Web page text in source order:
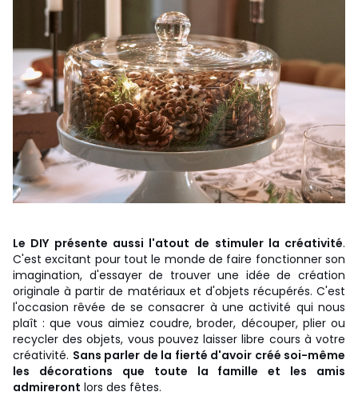
Le DIY présente aussi l'atout de stimuler la créativité.
C'est excitant pour tout le monde de faire fonctionner son
imagination, d'essayer de trouver une idée de création
originale à partir de matériaux et d'objets récupérés. C'est
l'occasion rêvée de se consacrer à une activité qui nous
plaît : que vous aimiez coudre, broder, découper, plier ou
recycler des objets, vous pouvez laisser libre cours à votre
créativité. Sans parler de la fierté d'avoir créé soi-même
les décorations que toute la famille et les amis
admireront lors des fêtes.